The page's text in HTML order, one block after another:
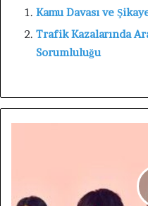
Kamu Davası ve
Trafik Kazalarında
Sorumluluğu